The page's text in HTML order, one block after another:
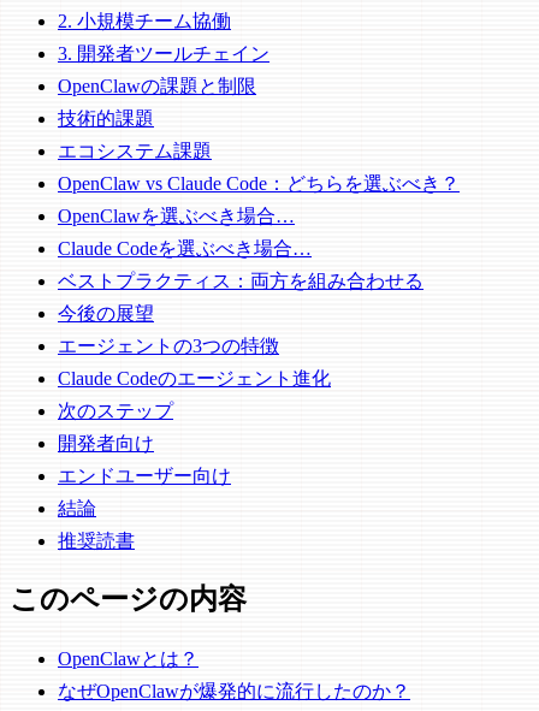
2. 小規模チーム協働
3. 開発者ツールチェイン
OpenClawの課題と制限
技術的課題
エコシステム課題
OpenClaw vs Claude Code：どちらを選ぶべき？
OpenClawを選ぶべき場合…
Claude Codeを選ぶべき場合…
ベストプラクティス：両方を組み合わせる
今後の展望
エージェントの3つの特徴
Claude Codeのエージェント進化
次のステップ
開発者向け
エンドユーザー向け
結論
推奨読書
このページの内容
OpenClawとは？
なぜOpenClawが爆発的に流行したのか？